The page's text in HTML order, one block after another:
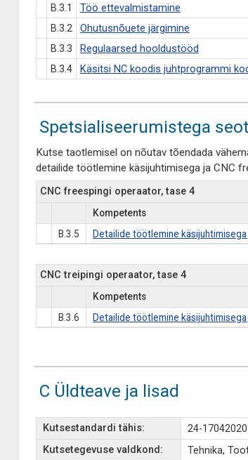
B.3.1
Töö ettevalmistamine
B.3.2
Ohutusnõuete järgimine
B.3.3
Regulaarsed hooldustööd
B.3.4
Käsitsi NC koodis juhtprogrammi
Spetsialiseerumistega
Kutse taotlemisel on nõutav tõendada
detailide töötlemine käsijuhtimisega ja CNC
CNC freespingi operaator, tase 4
Kompetents
B.3.5
Detailide töötlemine käsijuhtimisega
CNC treipingi operaator, tase 4
Kompetents
B.3.6
Detailide töötlemine käsijuhtimisega
C Üldteave ja lisad
Kutsestandardi tähis:
24-
Kutsetegevuse valdkond:
Tehnika,